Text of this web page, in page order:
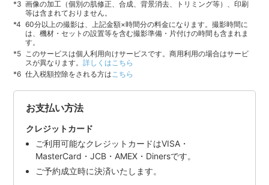
画像の加工（個別の肌修正、合成、背景消去、トリミング等）、印刷
等は含まれておりません。
60分以上の撮影は、上記金額×時間分の料金になります。撮影時間に
は、機材・セットの設置等を含む撮影準備・片付けの時間も含まれま
す。
このサービスは個人利用向けサービスです。商用利用の場合はサービ
スが異なります。詳しくはこちら
仕入税額控除をされる方は こちら
お支払い方法
クレジットカード
ご利用可能なクレジットカードはVISA・
MasterCard・JCB・AMEX・Dinersです。
ご予約成立時に決済いたします。